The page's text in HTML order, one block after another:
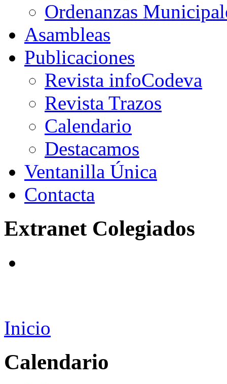
Ordenanzas
Asambleas
Publicaciones
Revista infoCodeva
Revista Trazos
Calendario
Destacamos
Ventanilla Única
Contacta
Extranet Colegiados
Inicio
Calendario